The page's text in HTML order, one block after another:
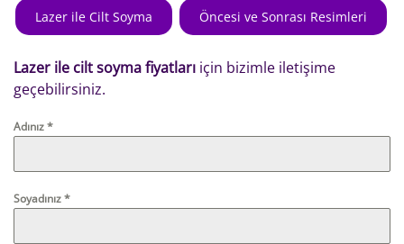
Lazer ile Cilt Soyma Öncesi ve Sonrası Resimleri
Lazer ile cilt soyma fiyatları için bizimle iletişime
geçebilirsiniz.
Adınız*
Soyadınız*